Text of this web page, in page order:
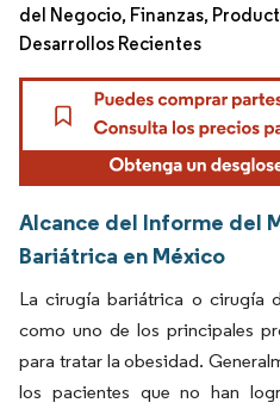
del Negocio, Finanzas,
Desarrollos Recientes
Alcance del Informe del
Bariátrica en México
La cirugía bariátrica o cirugía
como uno de los principales
para tratar la obesidad.
los pacientes que no han